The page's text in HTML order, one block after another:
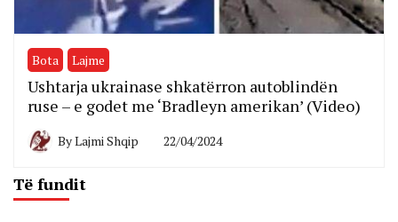
Bota Lajme
Ushtarja ukrainase shkatërron autoblindën
ruse – e godet me ‘Bradleyn amerikan’ (Video)
ByLajmi Shqip 22/04/2024
Të fundit